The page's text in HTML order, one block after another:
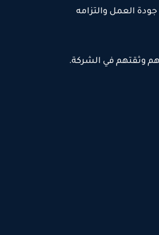
العمل والتزامه
وثقتهم في الشركة.